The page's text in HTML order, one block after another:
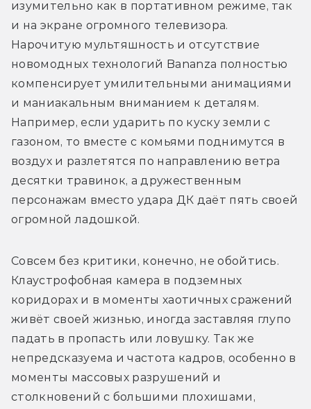
изумительно как в портативном режиме, так
и на экране огромного телевизора.
Нарочитую мультяшность и отсутствие
новомодных технологий Bananza полностью
компенсирует умилительными анимациями
и маниакальным вниманием к деталям.
Например, если ударить по куску земли с
газоном, то вместе с комьями поднимутся в
воздух и разлетятся по направлению ветра
десятки травинок, а дружественным
персонажам вместо удара ДК даёт пять своей
огромной ладошкой.
Совсем без критики, конечно, не обойтись.
Клаустрофобная камера в подземных
коридорах и в моменты хаотичных сражений
живёт своей жизнью, иногда заставляя глупо
падать в пропасть или ловушку. Так же
непредсказуема и частота кадров, особенно в
моменты массовых разрушений и
столкновений с большими плохишами,